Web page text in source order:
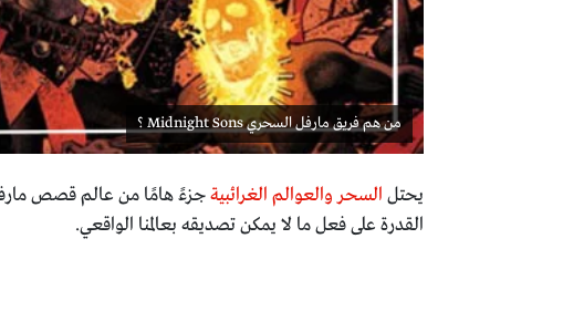
من هم فريق مارفل السحري Midnight Sons ؟
يحتل السحر والعوالم الغرائبيةجزءً هامًا من عالم قصص
القدرة على فعل ما لا يمكن تصديقه بعالمنا الواقعي.